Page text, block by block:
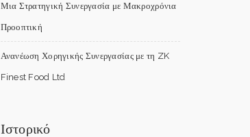
Μια Στρατηγική Συνεργασία με Μακροχρόνια
Προοπτική
Ανανέωση Χορηγικής Συνεργασίας με τη ZK
Finest Food Ltd
Ιστορικό